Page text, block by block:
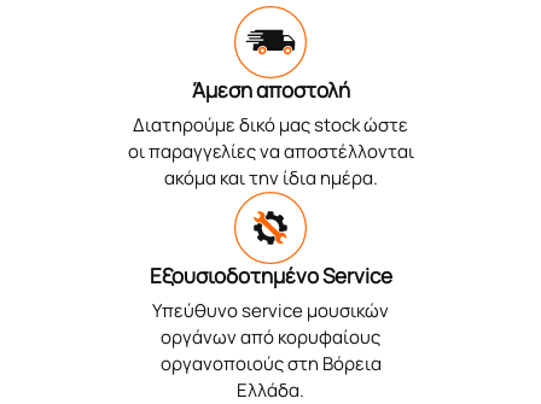
Άμεση αποστολή
Διατηρούμε δικό μας stock ώστε
οι παραγγελίες να αποστέλλονται
ακόμα και την ίδια ημέρα.
Εξουσιοδοτημένο Service
Υπεύθυνο service μουσικών
οργάνων από κορυφαίους
οργανοποιούς στη Βόρεια
Ελλάδα.